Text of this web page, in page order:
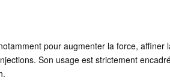
pour augmenter la force, affiner
Son usage est strictement